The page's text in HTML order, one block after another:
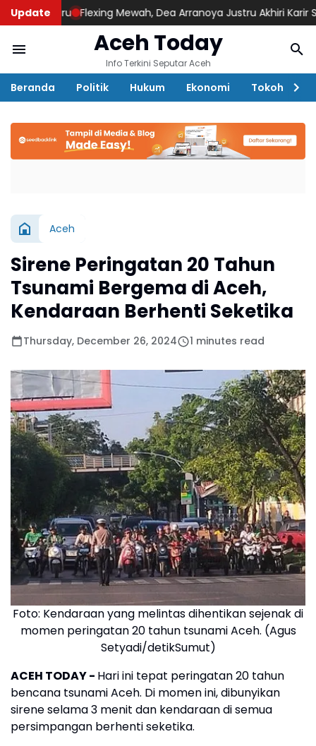
UpdateFlexing Mewah, Dea Arranoya Justru Akhiri Karir Sang
Aceh Today
Info Terkini Seputar Aceh
Beranda Politik Hukum Ekonomi Tokoh
Aceh
Sirene Peringatan 20 Tahun
Tsunami Bergema di Aceh,
Kendaraan Berhenti Seketika
Thursday, December 26, 2024 1 minutes read
Foto: Kendaraan yang melintas dihentikan sejenak di
momen peringatan 20 tahun tsunami Aceh. (Agus
Setyadi/detikSumut)
ACEH TODAY- Hari ini tepat peringatan 20 tahun
bencana tsunami Aceh. Di momen ini, dibunyikan
sirene selama 3 menit dan kendaraan di semua
persimpangan berhenti seketika.